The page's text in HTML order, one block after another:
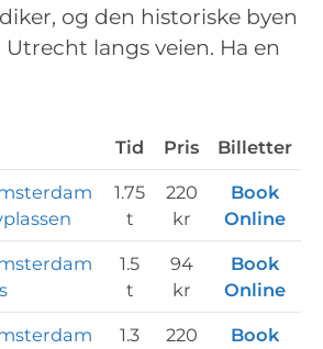
og den historiske byen
langs veien. Ha en
Tid Pris Billetter
1.75
t
220
kr
Book
Online
1.5
t
94
kr
Book
Online
1.3
220
Book